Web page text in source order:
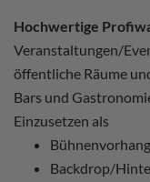
Hochwertige
Veranstaltungen/
öffentliche Räume
Bars und
Einzusetzen als
Bühnenvorhang
Backdrop/